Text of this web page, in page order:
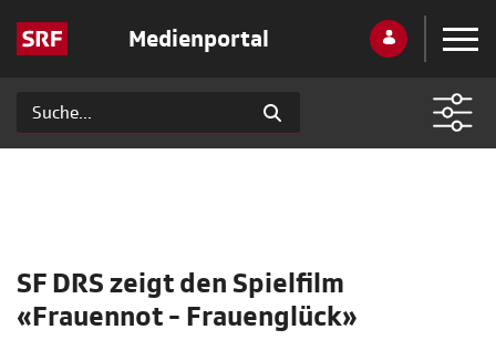
Medienportal
SF DRS zeigt den Spielfilm
«Frauennot - Frauenglück»